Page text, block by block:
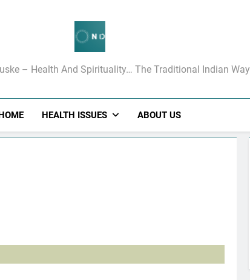
उपचार
– Health And Spirituality… The Traditional Indian Way
HEALTH ISSUES ABOUT US